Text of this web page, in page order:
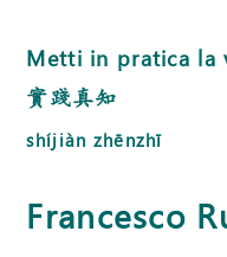
Metti in pratica la
實踐真知
shíjiàn zhēnzhī
Francesco